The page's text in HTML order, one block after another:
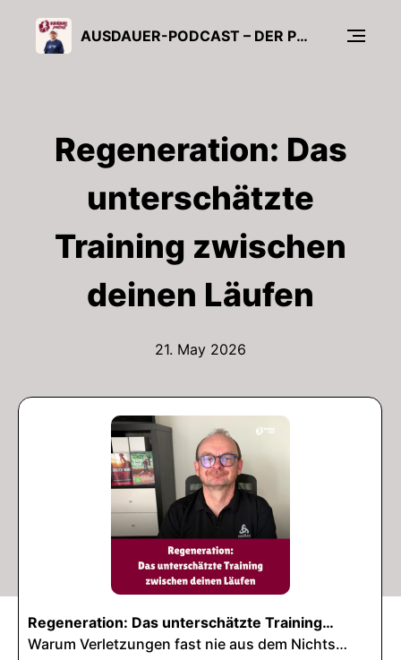
AUSDAUER-PODCAST – DER PODCAST VOM AUSDAUERCLUB ÜBERS LAUFEN
Regeneration: Das
unterschätzte
Training zwischen
deinen Läufen
21. May 2026